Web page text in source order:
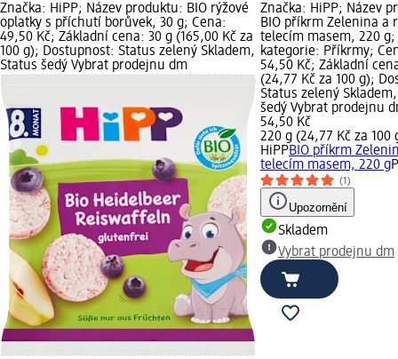
Značka: HiPP; Název produktu: BIO rýžové
oplatky s příchutí borůvek, 30 g; Cena:
49,50 Kč; Základní cena: 30 g (165,00 Kč za
100 g); Dostupnost: Status zelený Skladem,
Status šedý Vybrat prodejnu dm
Značka: HiPP; Název
BIO příkrm Zelenina a
telecím masem, 220
kategorie: Příkrmy;
54,50 Kč; Základní
(24,77 Kč za 100 g);
Status zelený
šedý Vybrat prodejnu
54,50 Kč
220 g (24,77 Kč za 100
HiPPBIO příkrm
telecím masem, 220 g
(1)
Upozornění
Skladem
Vybrat prodejnu dm